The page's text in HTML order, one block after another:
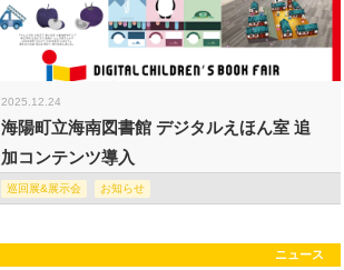
2025.12.24
海陽町立海南図書館 デジタルえほん室 追
加コンテンツ導入
巡回展&展示会 お知らせ
ニュース